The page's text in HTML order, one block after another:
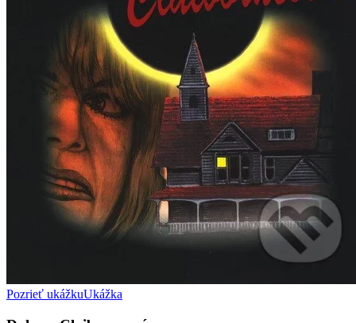
Pozrieť ukážkuUkážka